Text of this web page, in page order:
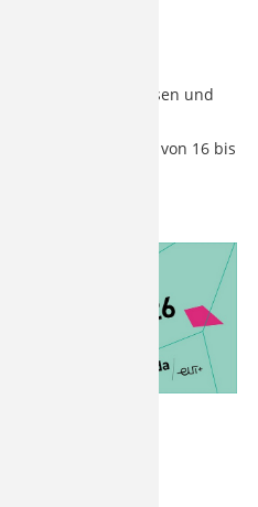
Mitbringen von Speisen und
Bühnenprogramm von 16 bis